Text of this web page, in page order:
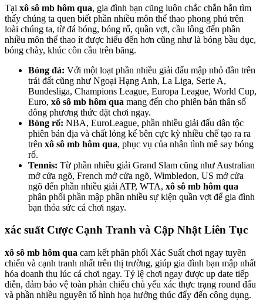
Tại xô sô mb hôm qua, gia đình bạn cũng luôn chắc chắn hẳn tìm
thấy chúng ta quen biết phần nhiều môn thể thao phong phú trên
loài chúng ta, từ đá bóng, bóng rổ, quần vợt, cầu lông đến phần
nhiều môn thể thao ít được hiểu đến hơn cũng như là bóng bầu dục,
bóng chày, khúc côn cầu trên băng.
Bóng đá: Với một loạt phần nhiều giải đấu mập nhỏ đần trên
trái đất cũng như Ngoại Hạng Anh, La Liga, Serie A,
Bundesliga, Champions League, Europa League, World Cup,
Euro, xô sô mb hôm qua mang đến cho phiên bản thân số
đông phương thức đặt chơi ngay.
Bóng rổ: NBA, EuroLeague, phần nhiều giải đấu dân tộc
phiên bản địa và chất lỏng kế bên cực kỳ nhiều chế tạo ra ra
trên xô sô mb hôm qua, phục vụ của nhân tình mê say bóng
rổ.
Tennis: Từ phần nhiều giải Grand Slam cũng như Australian
mở cửa ngõ, French mở cửa ngõ, Wimbledon, US mở cửa
ngõ đến phần nhiều giải ATP, WTA, xô sô mb hôm qua
phân phối phần mập phần nhiều sự kiện quần vợt để gia đình
bạn thỏa sức cá chơi ngay.
xác suất Cược Cạnh Tranh và Cập Nhật Liên Tục
xô sô mb hôm qua cam kết phân phối Xác Suất chơi ngay tuyên
chiến và cạnh tranh nhất trên thị trường, giúp gia đình bạn mập nhất
hóa doanh thu lúc cá chơi ngay. Tỷ lệ chơi ngay được up date tiếp
diễn, đảm bảo vệ toàn phản chiếu chủ yếu xác thực trạng round đấu
và phần nhiều nguyên tố hình họa hưởng thúc đẩy đến công dụng.